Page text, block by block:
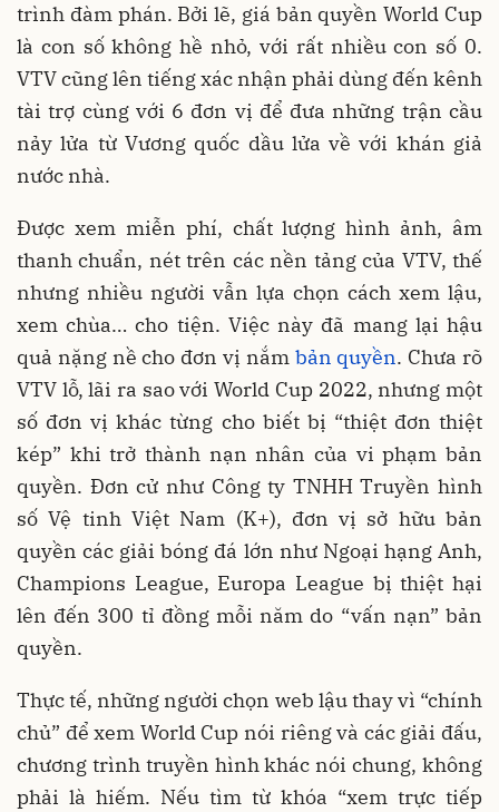
trình đàm phán. Bởi lẽ, giá bản quyền World Cup
là con số không hề nhỏ, với rất nhiều con số 0.
VTV cũng lên tiếng xác nhận phải dùng đến kênh
tài trợ cùng với 6 đơn vị để đưa những trận cầu
nảy lửa từ Vương quốc dầu lửa về với khán giả
nước nhà.
Được xem miễn phí, chất lượng hình ảnh, âm
thanh chuẩn, nét trên các nền tảng của VTV, thế
nhưng nhiều người vẫn lựa chọn cách xem lậu,
xem chùa… cho tiện. Việc này đã mang lại hậu
quả nặng nề cho đơn vị nắm bản quyền. Chưa rõ
VTV lỗ, lãi ra sao với World Cup 2022, nhưng một
số đơn vị khác từng cho biết bị “thiệt đơn thiệt
kép” khi trở thành nạn nhân của vi phạm bản
quyền. Đơn cử như Công ty TNHH Truyền hình
số Vệ tinh Việt Nam (K+), đơn vị sở hữu bản
quyền các giải bóng đá lớn như Ngoại hạng Anh,
Champions League, Europa League bị thiệt hại
lên đến 300 tỉ đồng mỗi năm do “vấn nạn” bản
quyền.
Thực tế, những người chọn web lậu thay vì “chính
chủ” để xem World Cup nói riêng và các giải đấu,
chương trình truyền hình khác nói chung, không
phải là hiếm. Nếu tìm từ khóa “xem trực tiếp